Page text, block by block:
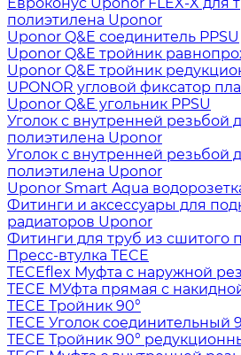
полиэтилена Uponor
Uponor Q&E соединитель PPSU
Uponor Q&E тройник
Uponor Q&E тройник
UPONOR угловой фиксатор
Uponor Q&E угольник PPSU
Уголок с внутренней резьбой
полиэтилена Uponor
Уголок с внутренней резьбой
полиэтилена Uponor
Uponor Smart Aqua
Фитинги и аксессуары для
радиаторов Uponor
Фитинги для труб из сшитого
Пресс-втулка TECE
TECEflex Муфта с наружной
TECE МУфта прямая с
TECE Тройник 90°
TECE Уголок соединительный
TECE Тройник 90°